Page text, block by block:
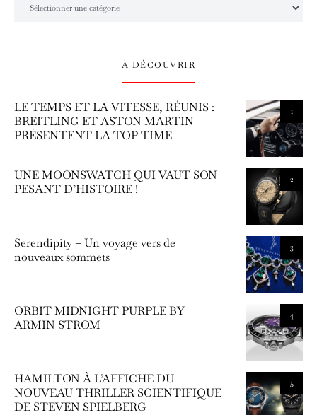
À DÉCOUVRIR
1
LE TEMPS ET LA VITESSE, RÉUNIS :
BREITLING ET ASTON MARTIN
PRÉSENTENT LA TOP TIME
2
UNE MOONSWATCH QUI VAUT SON
PESANT D’HISTOIRE !
3
Serendipity – Un voyage vers de
nouveaux sommets
4
ORBIT MIDNIGHT PURPLE BY
ARMIN STROM
5
HAMILTON À L’AFFICHE DU
NOUVEAU THRILLER SCIENTIFIQUE
DE STEVEN SPIELBERG